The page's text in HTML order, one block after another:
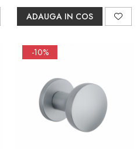
ADAUGA IN COS
-10%